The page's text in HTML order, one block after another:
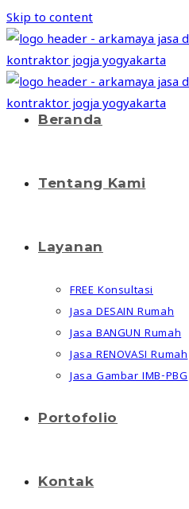
Skip to content
Beranda
Tentang Kami
Layanan
FREE Konsultasi
Jasa DESAIN Rumah
Jasa BANGUN Rumah
Jasa RENOVASI Rumah
Jasa Gambar IMB-PBG
Portofolio
Kontak